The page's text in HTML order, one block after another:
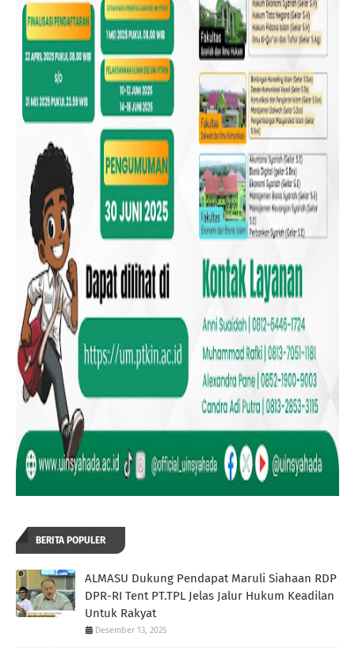
BERITA POPULER
ALMASU Dukung Pendapat Maruli Siahaan RDP
DPR-RI Tent PT.TPL Jelas Jalur Hukum Keadilan
Untuk Rakyat
Desember 13, 2025